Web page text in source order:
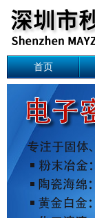
首页